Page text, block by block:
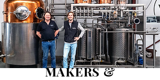
MAKERS &